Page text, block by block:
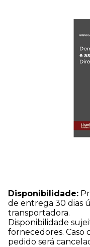
Disponibilidade:
de entrega 30 dias
transportadora.
Disponibilidade
fornecedores. Caso
pedido será